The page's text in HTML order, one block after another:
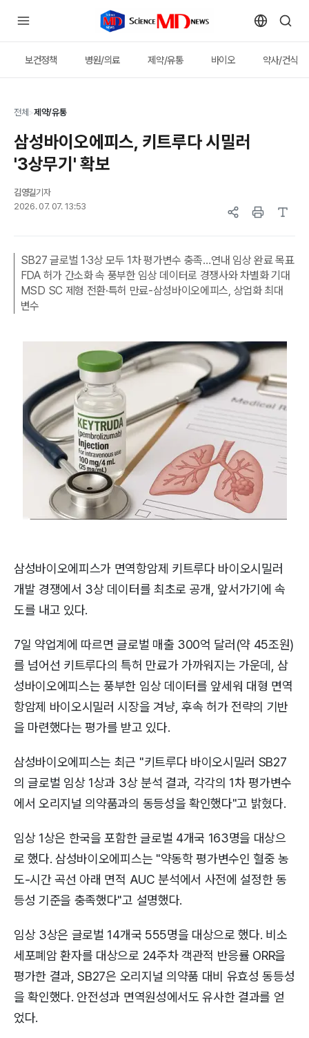
보건정책 병원/의료 제약/유통 바이오 약사/건식
전체 >제약/유통
삼성바이오에피스, 키트루다 시밀러
'3상무기' 확보
김영길기자
2026. 07. 07. 13:53
SB27 글로벌 1·3상 모두 1차 평가변수 충족…연내 임상 완료 목표
FDA 허가 간소화 속 풍부한 임상 데이터로 경쟁사와 차별화 기대
MSD SC 제형 전환·특허 만료-삼성바이오에피스, 상업화 최대
변수
삼성바이오에피스가 면역항암제 키트루다 바이오시밀러
개발 경쟁에서 3상 데이터를 최초로 공개, 앞서가기에 속
도를 내고 있다.
7일 약업계에 따르면 글로벌 매출 300억 달러(약 45조원)
를 넘어선 키트루다의 특허 만료가 가까워지는 가운데, 삼
성바이오에피스는 풍부한 임상 데이터를 앞세워 대형 면역
항암제 바이오시밀러 시장을 겨냥, 후속 허가 전략의 기반
을 마련했다는 평가를 받고 있다.
삼성바이오에피스는 최근 "키트루다 바이오시밀러 SB27
의 글로벌 임상 1상과 3상 분석 결과, 각각의 1차 평가변수
에서 오리지널 의약품과의 동등성을 확인했다"고 밝혔다.
임상 1상은 한국을 포함한 글로벌 4개국 163명을 대상으
로 했다. 삼성바이오에피스는 "약동학 평가변수인 혈중 농
도-시간 곡선 아래 면적 AUC 분석에서 사전에 설정한 동
등성 기준을 충족했다"고 설명했다.
임상 3상은 글로벌 14개국 555명을 대상으로 했다. 비소
세포폐암 환자를 대상으로 24주차 객관적 반응률 ORR을
평가한 결과, SB27은 오리지널 의약품 대비 유효성 동등성
을 확인했다. 안전성과 면역원성에서도 유사한 결과를 얻
었다.